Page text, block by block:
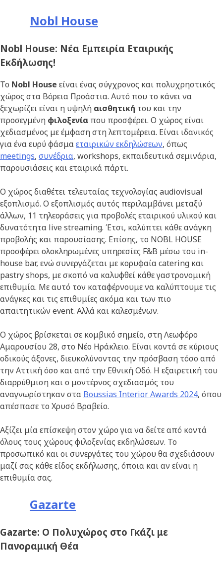
Nobl House
Nobl House: Νέα Εμπειρία Εταιρικής
Εκδήλωσης!
Το Nobl House είναι ένας σύγχρονος και πολυχρηστικός
χώρος στα Βόρεια Προάστια. Αυτό που το κάνει να
ξεχωρίζει είναι η υψηλή αισθητική του και την
προσεγμένη φιλοξενία που προσφέρει. Ο χώρος είναι
χεδιασμένος με έμφαση στη λεπτομέρεια. Eίναι ιδανικός
για ένα ευρύ φάσμαεταιρικών εκδηλώσεων, όπως
meetings, συνέδρια, workshops, εκπαιδευτικά σεμινάρια,
παρουσιάσεις και εταιρικά πάρτι.
Ο χώρος διαθέτει τελευταίας τεχνολογίας audiovisual
εξοπλισμό. Ο εξοπλισμός αυτός περιλαμβάνει μεταξύ
άλλων, 11 τηλεοράσεις για προβολές εταιρικού υλικού και
δυνατότητα live streaming. Έτσι, καλύπτει κάθε ανάγκη
προβολής και παρουσίασης. Επίσης, το NOBL HOUSE
προσφέρει ολοκληρωμένες υπηρεσίες F&B μέσω του in-
house bar, ενώ συνεργάζεται με κορυφαία catering και
pastry shops, με σκοπό να καλυφθεί κάθε γαστρονομική
επιθυμία. Με αυτό τον καταφέρνουμε να καλύπτουμε τις
ανάγκες και τις επιθυμίες ακόμα και των πιο
απαιτητικών event. Αλλά και καλεσμένων.
Ο χώρος βρίσκεται σε κομβικό σημείο, στη Λεωφόρο
Αμαρουσίου 28, στο Νέο Ηράκλειο. Είναι κοντά σε κύριους
οδικούς άξονες, διευκολύνοντας την πρόσβαση τόσο από
την Αττική όσο και από την Εθνική Οδό. Η εξαιρετική του
διαρρύθμιση και ο μοντέρνος σχεδιασμός του
αναγνωρίστηκαν στα Boussias Interior Awards 2024, όπου
απέσπασε το Χρυσό Βραβείο.
Αξίζει μία επίσκεψη στον χώρο για να δείτε από κοντά
όλους τους χώρους φιλοξενίας εκδηλώσεων. Το
προσωπικό και οι συνεργάτες του χώρου θα σχεδιάσουν
μαζί σας κάθε είδος εκδήλωσης, όποια και αν είναι η
επιθυμία σας.
Gazarte
Gazarte: Ο Πολυχώρος στο Γκάζι με
Πανοραμική Θέα